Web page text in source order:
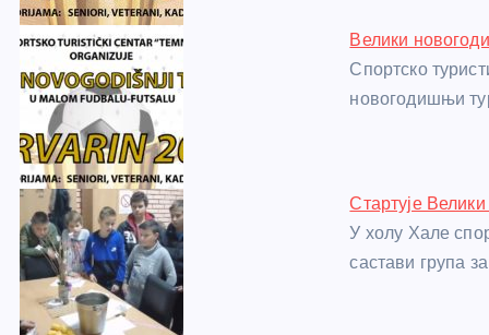
Велики
Спортско
новогодишњи
Стартује
У холу Хале
састави група